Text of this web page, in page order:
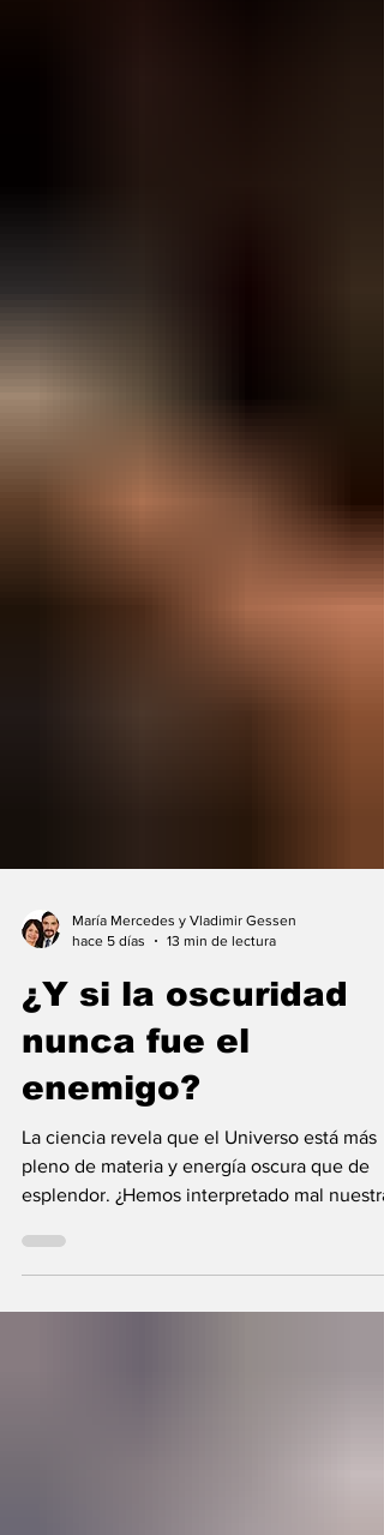
¿Y si la oscuridad
nunca fue el
enemigo?
La ciencia revela que el Universo está más
pleno de materia y energía oscura que de
esplendor. ¿Hemos interpretado mal